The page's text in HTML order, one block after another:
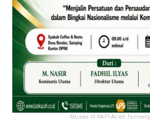
Muswil VI RAPI Aceh Tamiang